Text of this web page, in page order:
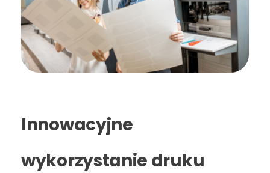
Innowacyjne
wykorzystanie druku